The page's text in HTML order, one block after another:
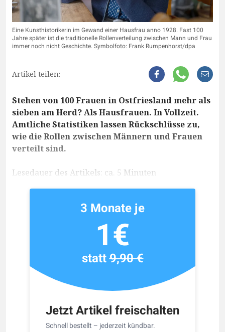
Eine Kunsthistorikerin im Gewand einer Hausfrau anno 1928. Fast 100
Jahre später ist die traditionelle Rollenverteilung zwischen Mann und Frau
immer noch nicht Geschichte. Symbolfoto: Frank Rumpenhorst/dpa
Artikel teilen:
Stehen von 100 Frauen in Ostfriesland mehr als
sieben am Herd? Als Hausfrauen. In Vollzeit.
Amtliche Statistiken lassen Rückschlüsse zu,
wie die Rollen zwischen Männern und Frauen
verteilt sind.
Lesedauer des Artikels: ca. 5 Minuten
Jetzt Artikel freischalten
Schnell bestellt – jederzeit kündbar.
3 Monate je
1€
statt9,90 €